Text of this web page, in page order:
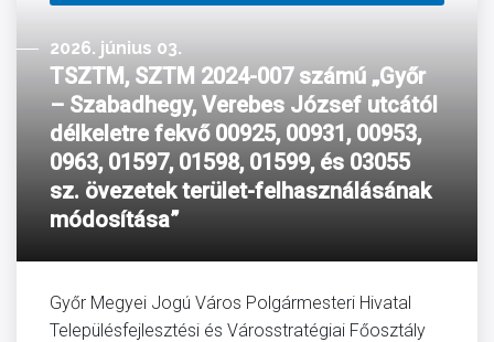
2026. június 03.
TSZTM, SZTM 2024-007 számú „Győr
– Szabadhegy, Verebes József utcától
délkeletre fekvő 00925, 00931, 00953,
0963, 01597, 01598, 01599, és 03055
sz. övezetek terület-felhasználásának
módosítása”
Győr Megyei Jogú Város Polgármesteri Hivatal
Településfejlesztési és Városstratégiai Főosztály